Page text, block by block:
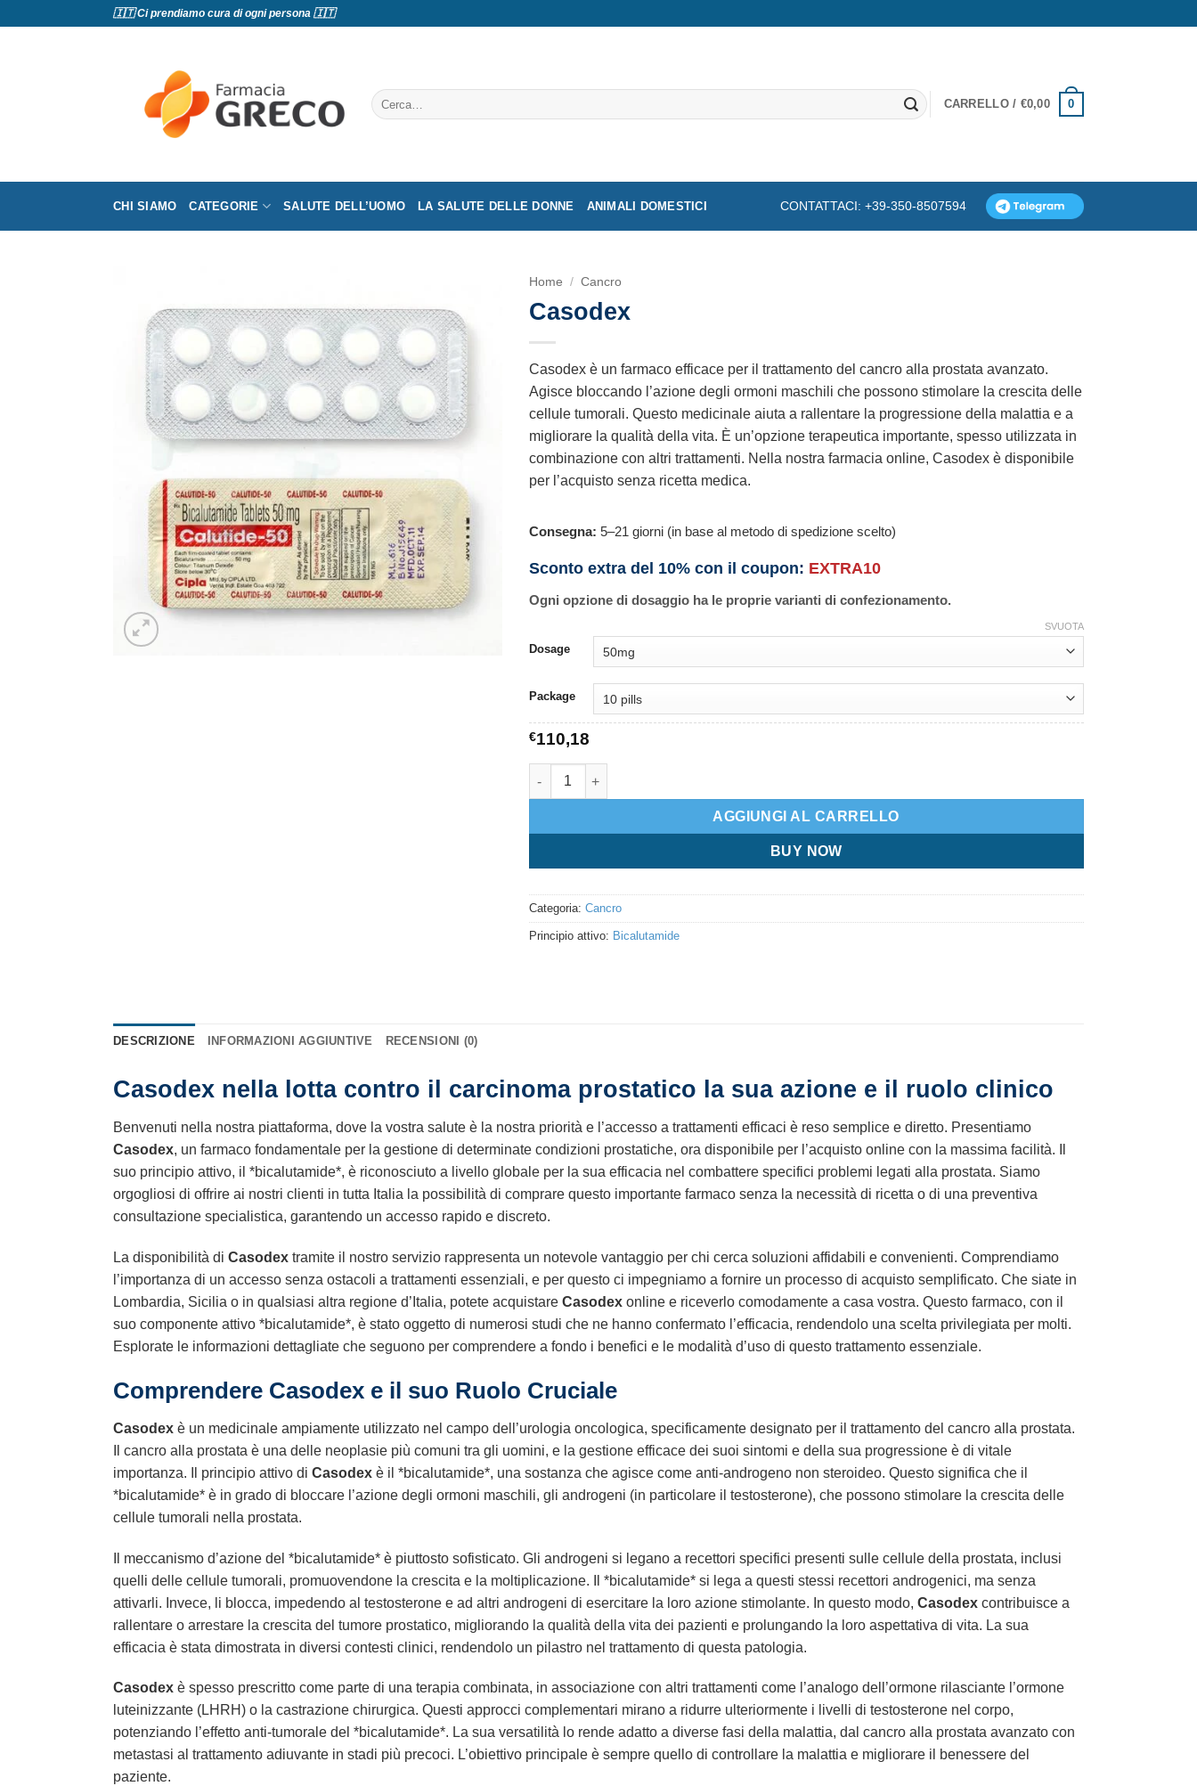
🇮🇹 Ci prendiamo cura di ogni persona 🇮🇹
Cerca:
CARRELLO / €0,00 0
CHI SIAMO CATEGORIE SALUTE DELL’UOMO LA SALUTE DELLE DONNE ANIMALI DOMESTICI CONTATTACI: +39-350-8507594
Home / Cancro
Casodex
Casodex è un farmaco efficace per il trattamento del cancro alla prostata avanzato.
Agisce bloccando l’azione degli ormoni maschili che possono stimolare la crescita delle
cellule tumorali. Questo medicinale aiuta a rallentare la progressione della malattia e a
migliorare la qualità della vita. È un’opzione terapeutica importante, spesso utilizzata in
combinazione con altri trattamenti. Nella nostra farmacia online, Casodex è disponibile
per l’acquisto senza ricetta medica.
Consegna: 5–21 giorni (in base al metodo di spedizione scelto)
Sconto extra del 10% con il coupon: EXTRA10
Ogni opzione di dosaggio ha le proprie varianti di confezionamento.
Dosage
Package
SVUOTA
€110,18
Casodex quantità
AGGIUNGI AL CARRELLO
BUY NOW
Categoria: Cancro
Principio attivo: Bicalutamide
DESCRIZIONE INFORMAZIONI AGGIUNTIVE RECENSIONI (0)
Casodex nella lotta contro il carcinoma prostatico la sua azione e il ruolo clinico
Benvenuti nella nostra piattaforma, dove la vostra salute è la nostra priorità e l’accesso a trattamenti efficaci è reso semplice e diretto. Presentiamo
Casodex, un farmaco fondamentale per la gestione di determinate condizioni prostatiche, ora disponibile per l’acquisto online con la massima facilità. Il
suo principio attivo, il *bicalutamide*, è riconosciuto a livello globale per la sua efficacia nel combattere specifici problemi legati alla prostata. Siamo
orgogliosi di offrire ai nostri clienti in tutta Italia la possibilità di comprare questo importante farmaco senza la necessità di ricetta o di una preventiva
consultazione specialistica, garantendo un accesso rapido e discreto.
La disponibilità di Casodex tramite il nostro servizio rappresenta un notevole vantaggio per chi cerca soluzioni affidabili e convenienti. Comprendiamo
l’importanza di un accesso senza ostacoli a trattamenti essenziali, e per questo ci impegniamo a fornire un processo di acquisto semplificato. Che siate in
Lombardia, Sicilia o in qualsiasi altra regione d’Italia, potete acquistare Casodex online e riceverlo comodamente a casa vostra. Questo farmaco, con il
suo componente attivo *bicalutamide*, è stato oggetto di numerosi studi che ne hanno confermato l’efficacia, rendendolo una scelta privilegiata per molti.
Esplorate le informazioni dettagliate che seguono per comprendere a fondo i benefici e le modalità d’uso di questo trattamento essenziale.
Comprendere Casodex e il suo Ruolo Cruciale
Casodex è un medicinale ampiamente utilizzato nel campo dell’urologia oncologica, specificamente designato per il trattamento del cancro alla prostata.
Il cancro alla prostata è una delle neoplasie più comuni tra gli uomini, e la gestione efficace dei suoi sintomi e della sua progressione è di vitale
importanza. Il principio attivo di Casodex è il *bicalutamide*, una sostanza che agisce come anti-androgeno non steroideo. Questo significa che il
*bicalutamide* è in grado di bloccare l’azione degli ormoni maschili, gli androgeni (in particolare il testosterone), che possono stimolare la crescita delle
cellule tumorali nella prostata.
Il meccanismo d’azione del *bicalutamide* è piuttosto sofisticato. Gli androgeni si legano a recettori specifici presenti sulle cellule della prostata, inclusi
quelli delle cellule tumorali, promuovendone la crescita e la moltiplicazione. Il *bicalutamide* si lega a questi stessi recettori androgenici, ma senza
attivarli. Invece, li blocca, impedendo al testosterone e ad altri androgeni di esercitare la loro azione stimolante. In questo modo, Casodex contribuisce a
rallentare o arrestare la crescita del tumore prostatico, migliorando la qualità della vita dei pazienti e prolungando la loro aspettativa di vita. La sua
efficacia è stata dimostrata in diversi contesti clinici, rendendolo un pilastro nel trattamento di questa patologia.
Casodex è spesso prescritto come parte di una terapia combinata, in associazione con altri trattamenti come l’analogo dell’ormone rilasciante l’ormone
luteinizzante (LHRH) o la castrazione chirurgica. Questi approcci complementari mirano a ridurre ulteriormente i livelli di testosterone nel corpo,
potenziando l’effetto anti-tumorale del *bicalutamide*. La sua versatilità lo rende adatto a diverse fasi della malattia, dal cancro alla prostata avanzato con
metastasi al trattamento adiuvante in stadi più precoci. L’obiettivo principale è sempre quello di controllare la malattia e migliorare il benessere del
paziente.